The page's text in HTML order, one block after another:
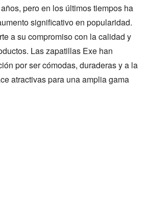
pero en los últimos tiempos ha
significativo en popularidad.
a su compromiso con la calidad y
Las zapatillas Exe han
por ser cómodas, duraderas y a la
atractivas para una amplia gama